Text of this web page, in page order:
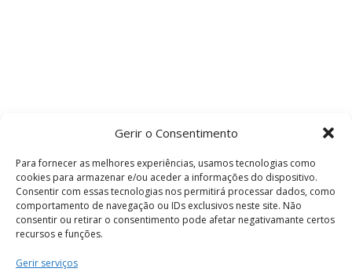
Gerir o Consentimento
Para fornecer as melhores experiências, usamos tecnologias como
cookies para armazenar e/ou aceder a informações do dispositivo.
Consentir com essas tecnologias nos permitirá processar dados, como
comportamento de navegação ou IDs exclusivos neste site. Não
consentir ou retirar o consentimento pode afetar negativamante certos
recursos e funções.
Gerir serviços
Termos e Condições